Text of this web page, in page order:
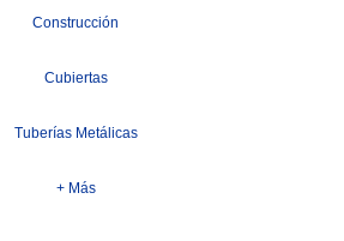
Construcción
Cubiertas
Tuberías Metálicas
+ Más